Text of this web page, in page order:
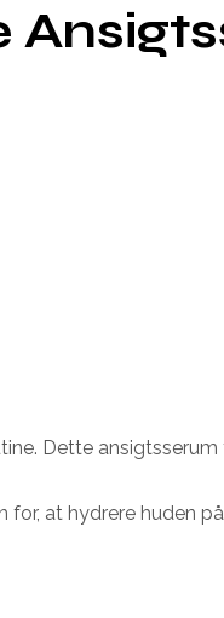
Dette
at hydrere huden